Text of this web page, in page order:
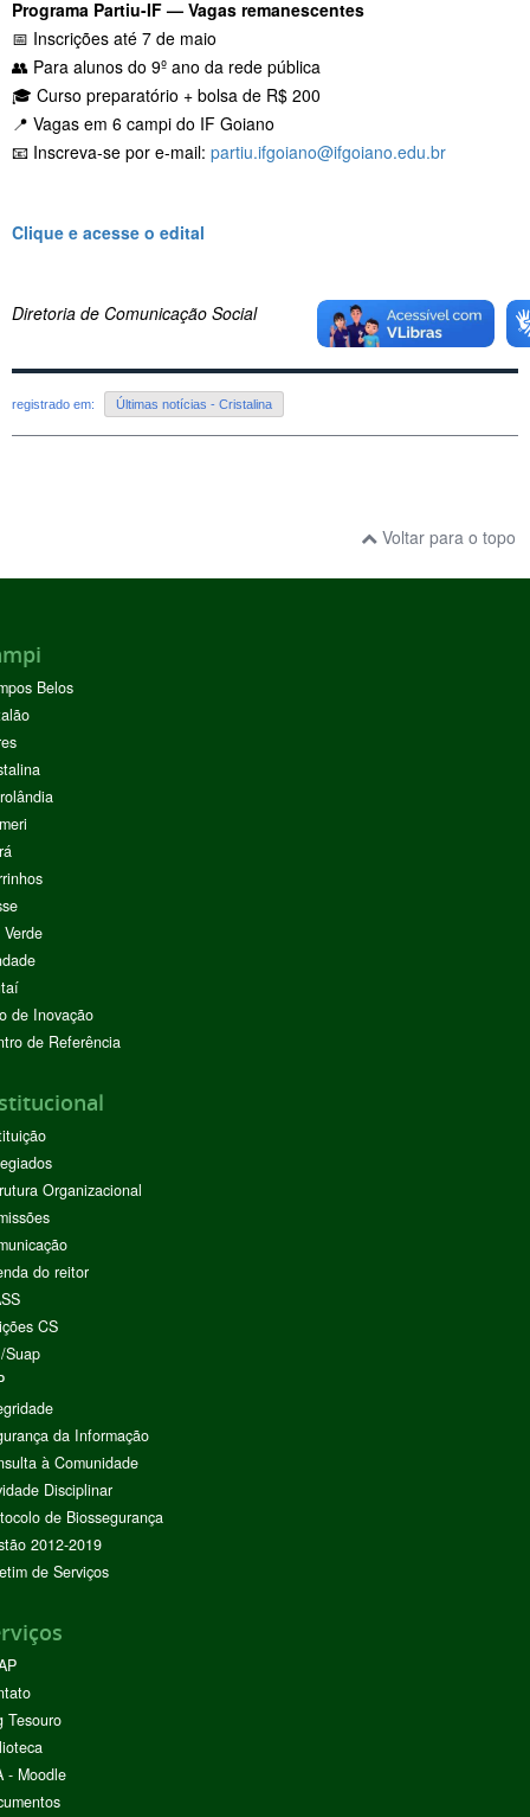
Programa Partiu-IF — Vagas remanescentes
📅 Inscrições até 7 de maio
👥 Para alunos do 9º ano da rede pública
🎓 Curso preparatório + bolsa de R$ 200
📍 Vagas em 6 campi do IF Goiano
📧 Inscreva-se por e-mail: partiu.ifgoiano@ifgoiano.edu.br
Clique e acesse o edital
Diretoria de Comunicação Social
registrado em: Últimas notícias - Cristalina
Voltar para o topo
Belos
de Inovação
de Referência
Organizacional
do reitor
CS
Suap
da Informação
à Comunidade
Disciplinar
de Biossegurança
2012-2019
de Serviços
Tesouro
- Moodle